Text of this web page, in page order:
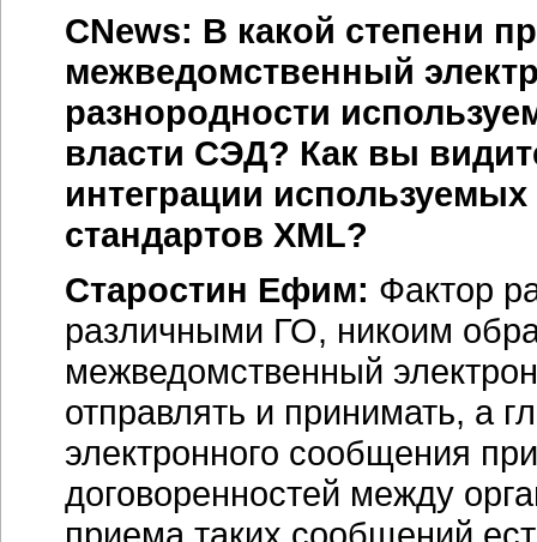
CNews: В какой степени
межведомственный
разнородности
власти СЭД? Как вы
интеграции
стандартов XML?
Старостин Ефим: Фактор
различными ГО, никоим
межведомственный
отправлять и принимать, а
электронного сообщения
договоренностей между